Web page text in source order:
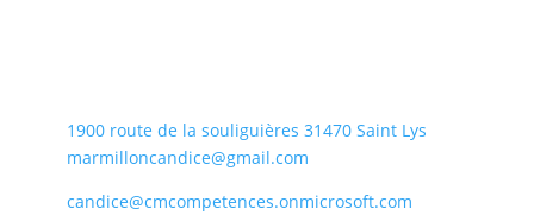
1900 route de la souliguières 31470 Saint Lys
marmilloncandice@gmail.com
candice@cmcompetences.onmicrosoft.com